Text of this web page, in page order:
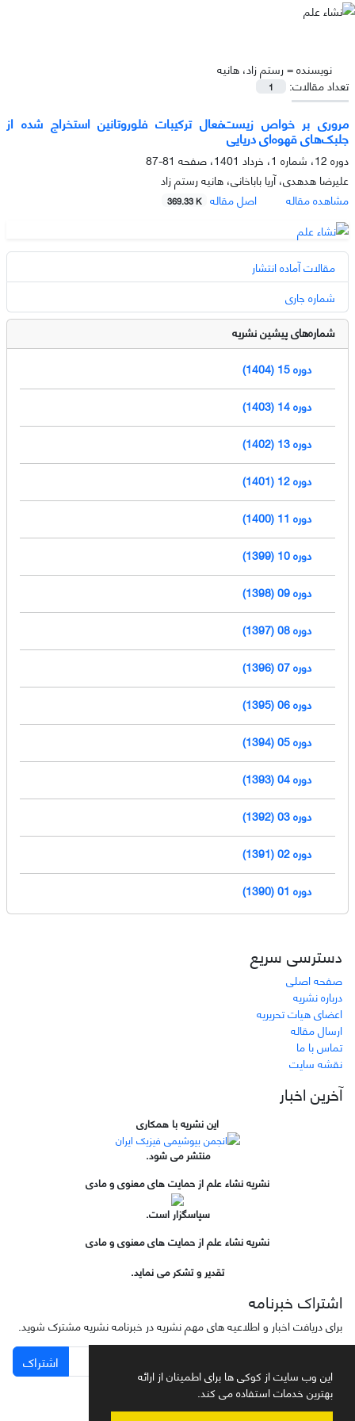
این وب سایت از کوکی ها برای اطمینان از ارائه
بهترین خدمات استفاده می کند.
نویسنده =رستم زاد، هانیه
تعداد مقالات:
1
مروری بر خواص زیست‌فعال ترکیبات فلوروتانین‌ استخراج شده از
جلبک‌های قهوه‌ای دریایی
دوره 12، شماره 1، خرداد 1401، صفحه
81-87
علیرضا هدهدی، آریا باباخانی، هانیه رستم زاد
مشاهده مقاله
اصل مقاله 369.33 K
مقالات آماده انتشار
شماره جاری
شماره‌های پیشین نشریه
دوره 15 (1404)
دوره 14 (1403)
دوره 13 (1402)
دوره 12 (1401)
دوره 11 (1400)
دوره 10 (1399)
دوره 09 (1398)
دوره 08 (1397)
دوره 07 (1396)
دوره 06 (1395)
دوره 05 (1394)
دوره 04 (1393)
دوره 03 (1392)
دوره 02 (1391)
دوره 01 (1390)
دسترسی سریع
صفحه اصلی
درباره نشریه
اعضای هیات تحریریه
ارسال مقاله
تماس با ما
نقشه سایت
آخرین اخبار
این نشریه با همکاری
منتشر می شود.
نشریه نشاء علم از حمایت های معنوی و مادی
سپاسگزار است.
نشریه نشاء علم از حمایت های معنوی و مادی
تقدیر و تشکر می نماید.
اشتراک خبرنامه
برای دریافت اخبار و اطلاعیه های مهم نشریه در خبرنامه نشریه مشترک شوید.
اشتراک